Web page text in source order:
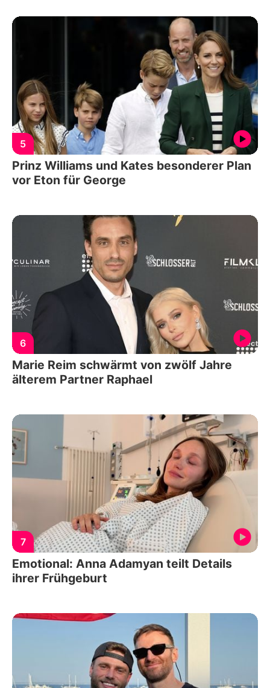
5
Prinz Williams und Kates besonderer Plan
vor Eton für George
6
Marie Reim schwärmt von zwölf Jahre
älterem Partner Raphael
7
Emotional: Anna Adamyan teilt Details
ihrer Frühgeburt